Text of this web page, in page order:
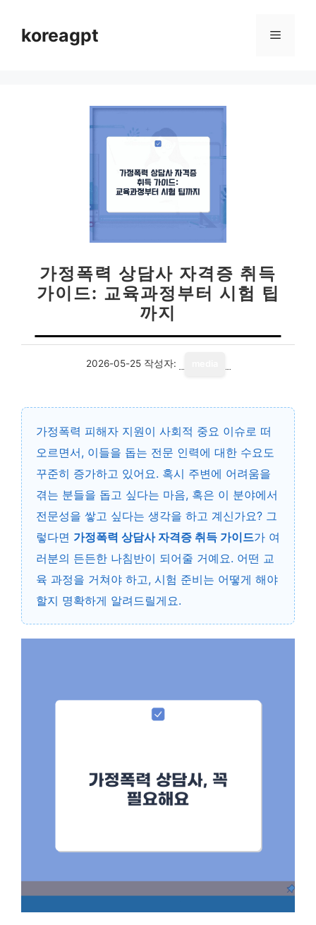
koreagpt 메
가정폭력 상담사 자격증 취득
가이드: 교육과정부터 시험 팁
까지
2026-05-25 작성자:
가정폭력 피해자 지원이 사회적 중요 이슈로 떠
오르면서, 이들을 돕는 전문 인력에 대한 수요도
꾸준히 증가하고 있어요. 혹시 주변에 어려움을
겪는 분들을 돕고 싶다는 마음, 혹은 이 분야에서
전문성을 쌓고 싶다는 생각을 하고 계신가요? 그
렇다면 가정폭력 상담사 자격증 취득 가이드가 여
러분의 든든한 나침반이 되어줄 거예요. 어떤 교
육 과정을 거쳐야 하고, 시험 준비는 어떻게 해야
할지 명확하게 알려드릴게요.